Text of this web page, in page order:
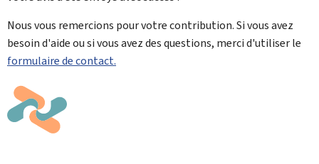
Nous vous remercions pour votre contribution. Si vous avez
besoin d'aide ou si vous avez des questions, merci d'utiliser le
formulaire de contact.